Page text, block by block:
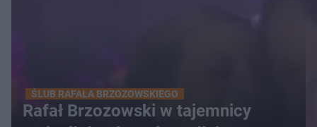
ŚLUB RAFAŁA BRZOZOWSKIEGO
Rafał Brzozowski w tajemnicy